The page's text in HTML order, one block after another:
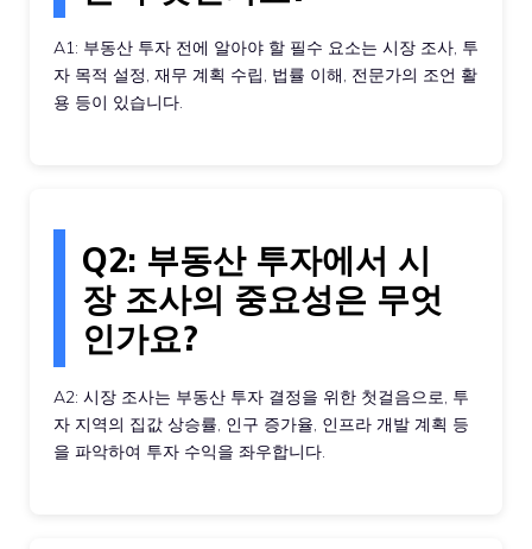
A1: 부동산 투자 전에 알아야 할 필수 요소는 시장 조사, 투
자 목적 설정, 재무 계획 수립, 법률 이해, 전문가의 조언 활
용 등이 있습니다.
Q2: 부동산 투자에서 시
장 조사의 중요성은 무엇
인가요?
A2: 시장 조사는 부동산 투자 결정을 위한 첫걸음으로, 투
자 지역의 집값 상승률, 인구 증가율, 인프라 개발 계획 등
을 파악하여 투자 수익을 좌우합니다.